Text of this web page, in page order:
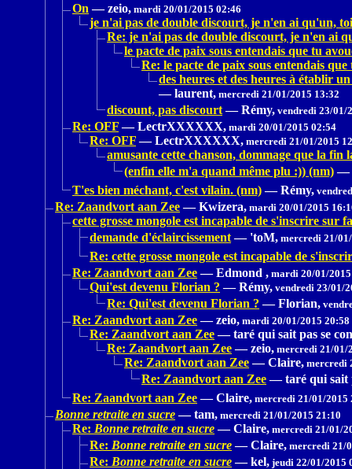
On — zeio, mardi 20/01/2015 02:46
je n'ai pas de double discourt, je n'en ai qu'un,
Re: je n'ai pas de double discourt, je n'en ai
le pacte de paix sous entendais que tu
Re: le pacte de paix sous entendais
des heures et des heures à établir
— laurent, mercredi 21/01/2015 13:32
discount, pas discourt — Rémy, vendredi 23/01/
Re: OFF — LectrXXXXXX, mardi 20/01/2015 02:54
Re: OFF — LectrXXXXXX, mercredi 21/01/2015
amusante cette chanson, dommage que la fin
(enfin elle m'a quand même plu :)) (nm) —
T'es bien méchant, c'est vilain. (nm) — Rémy,
Re: Zaandvort aan Zee — Kwizera, mardi 20/01/2015
cette grosse mongole est incapable de s'inscrire sur
demande d'éclaircissement — 'toM, mercredi 21/
Re: cette grosse mongole est incapable de
Re: Zaandvort aan Zee — Edmond , mardi 20/01/
Qui'est devenu Florian ? — Rémy, vendredi 23/01/
Re: Qui'est devenu Florian ? — Florian,
Re: Zaandvort aan Zee — zeio, mardi 20/01/2015 20:58
Re: Zaandvort aan Zee — taré qui sait pas se
Re: Zaandvort aan Zee — zeio, mercredi 21/01/
Re: Zaandvort aan Zee — Claire, mercredi
Re: Zaandvort aan Zee — taré qui sait
Re: Zaandvort aan Zee — Claire, mercredi 21/01/2015
Bonne retraite en sucre — tam, mercredi 21/01/2015 21:10
Re: Bonne retraite en sucre — Claire, mercredi 21/01/
Re: Bonne retraite en sucre — Claire, mercredi 21/
Re: Bonne retraite en sucre — kel, jeudi 22/01/2015